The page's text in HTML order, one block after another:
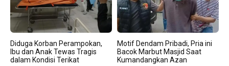
Diduga Korban Perampokan,
Ibu dan Anak Tewas Tragis
dalam Kondisi Terikat
Motif Dendam Pribadi, Pria ini
Bacok Marbut Masjid Saat
Kumandangkan Azan